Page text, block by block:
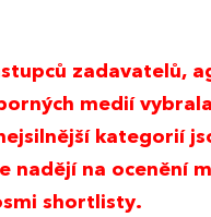
zadavatelů,
medií
kategorií
nadějí na ocenění
shortlisty.